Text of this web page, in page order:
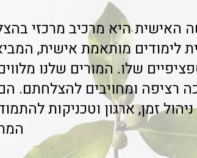
האישית היא מרכיב מרכזי
לימודים מותאמת אישית,
שלו. המורים שלנו
רציפה ומחויבים להצלחתם. הם
ניהול זמן, ארגון וטכניקות